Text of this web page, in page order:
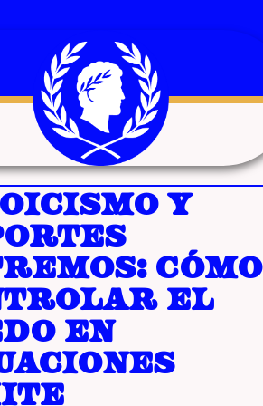
y
cómo
el
en